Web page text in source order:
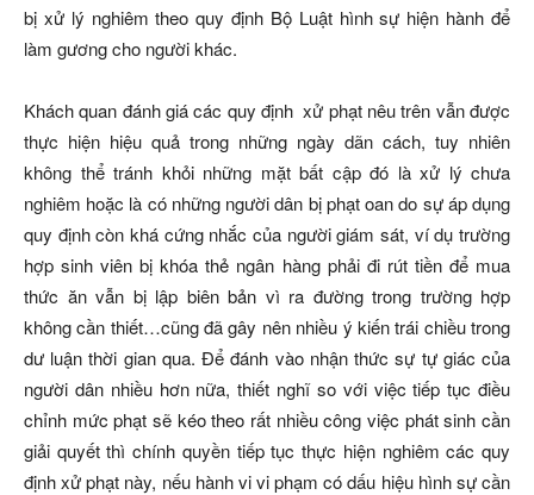
bị xử lý nghiêm theo quy định Bộ Luật hình sự hiện hành để
làm gương cho người khác.
Khách quan đánh giá các quy định xử phạt nêu trên vẫn được
thực hiện hiệu quả trong những ngày dãn cách, tuy nhiên
không thể tránh khỏi những mặt bất cập đó là xử lý chưa
nghiêm hoặc là có những người dân bị phạt oan do sự áp dụng
quy định còn khá cứng nhắc của người giám sát, ví dụ trường
hợp sinh viên bị khóa thẻ ngân hàng phải đi rút tiền để mua
thức ăn vẫn bị lập biên bản vì ra đường trong trường hợp
không cần thiết…cũng đã gây nên nhiều ý kiến trái chiều trong
dư luận thời gian qua. Để đánh vào nhận thức sự tự giác của
người dân nhiều hơn nữa, thiết nghĩ so với việc tiếp tục điều
chỉnh mức phạt sẽ kéo theo rất nhiều công việc phát sinh cần
giải quyết thì chính quyền tiếp tục thực hiện nghiêm các quy
định xử phạt này, nếu hành vi vi phạm có dấu hiệu hình sự cần